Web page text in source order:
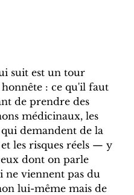
suit est un tour
: ce qu'il faut
de prendre des
médicinaux, les
demandent de la
les risques réels — y
dont on parle
ne viennent pas du
lui-même mais de